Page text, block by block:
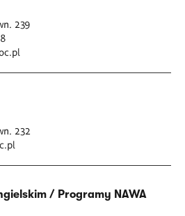
239
232
/ Programy NAWA